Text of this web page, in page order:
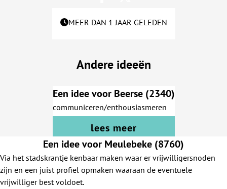
MEER DAN 1 JAAR GELEDEN
Andere ideeën
Een idee voor Beerse (2340)
communiceren/enthousiasmeren
lees meer
Een idee voor Meulebeke (8760)
Via het stadskrantje kenbaar maken waar er vrijwilligersnoden
zijn en een juist profiel opmaken waaraan de eventuele
vrijwilliger best voldoet.